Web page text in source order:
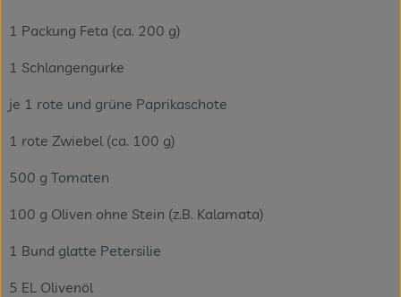
1 Packung Feta (ca. 200 g)
1 Schlangengurke
je 1 rote und grüne Paprikaschote
1 rote Zwiebel (ca. 100 g)
500 g Tomaten
100 g Oliven ohne Stein (z.B. Kalamata)
1 Bund glatte Petersilie
5 EL Olivenöl